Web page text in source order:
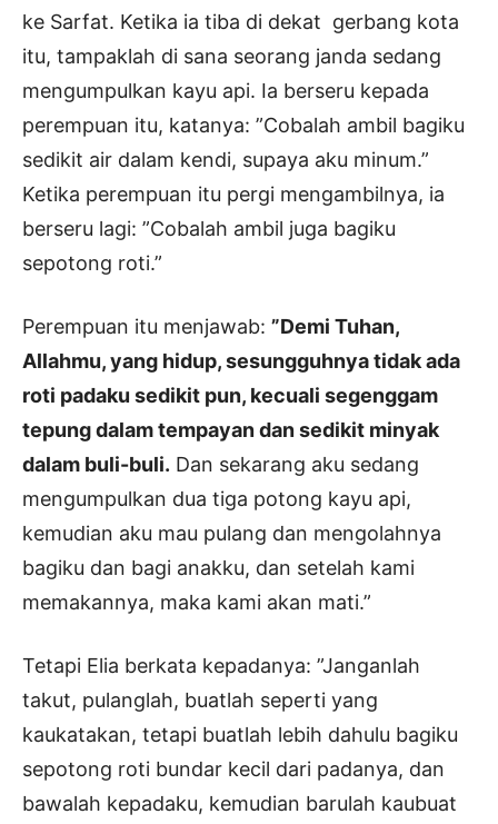
ke Sarfat. Ketika ia tiba di dekat gerbang kota
itu, tampaklah di sana seorang janda sedang
mengumpulkan kayu api. Ia berseru kepada
perempuan itu, katanya: ”Cobalah ambil bagiku
sedikit air dalam kendi, supaya aku minum.”
Ketika perempuan itu pergi mengambilnya, ia
berseru lagi: ”Cobalah ambil juga bagiku
sepotong roti.”
Perempuan itu menjawab: ”Demi Tuhan,
Allahmu, yang hidup, sesungguhnya tidak ada
roti padaku sedikit pun, kecuali segenggam
tepung dalam tempayan dan sedikit minyak
dalam buli-buli. Dan sekarang aku sedang
mengumpulkan dua tiga potong kayu api,
kemudian aku mau pulang dan mengolahnya
bagiku dan bagi anakku, dan setelah kami
memakannya, maka kami akan mati.”
Tetapi Elia berkata kepadanya: ”Janganlah
takut, pulanglah, buatlah seperti yang
kaukatakan, tetapi buatlah lebih dahulu bagiku
sepotong roti bundar kecil dari padanya, dan
bawalah kepadaku, kemudian barulah kaubuat